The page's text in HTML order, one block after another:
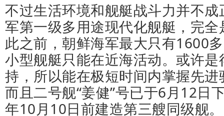
不过生活环境和舰艇战斗力并不
军第一级多用途现代化舰艇，完
此之前，朝鲜海军最大只有1600
小型舰艇只能在近海活动。或许
持，所以能在极短时间内掌握先
而且二号舰“姜健”号已于6月12日
年10月10日前建造第三艘同级舰。